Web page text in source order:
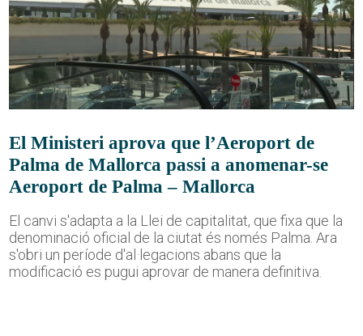
El Ministeri aprova que l’Aeroport de
Palma de Mallorca passi a anomenar-se
Aeroport de Palma – Mallorca
El canvi s'adapta a la Llei de capitalitat, que fixa que la
denominació oficial de la ciutat és només Palma. Ara
s'obri un període d'al·legacions abans que la
modificació es pugui aprovar de manera definitiva.